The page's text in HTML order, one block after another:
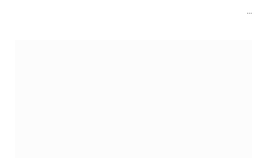
…